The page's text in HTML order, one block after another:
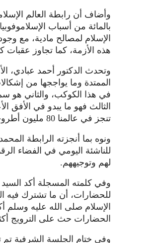
بالمائة من أسباب
الإسلام لمصالح مادية، مع
هذه الأزمة، كما تجاوز عقبات
وتحدث الدكتور أحمد عبادي،
الممتدة وما يواججها من
في هذا الكوكب، والثاني هو
الثالث فهو ما يبدو في
تنجز في عالمنا 80 مليون أطروحة، بلا فائدة واضحة، وخامسا حاجة أسرتنا الإنسانية إلى مزيد من الحكمة.
ونوه بما أنجزته الرابطة
للناشئة اليومي في الفضاء
لهم وتوجيههم.
وفي كلمته المسجلة أكد السيد
للحضارات، أن ما تشترك فيه
الإسلام صلى الله عليه وسلم
الحضارات حث على الترويج
وفي ختام الجلسة الشرفية تم